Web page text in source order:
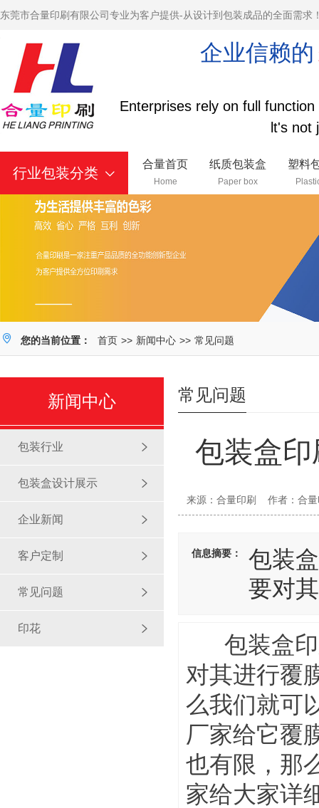
东莞市合量印刷有限公司专业为客户提供-从设计到包装成品的全面需求
企业信赖的
Enterprises rely on full
lt's not
行业包装分类
合量首页
Home
纸质包装盒
Paper box
塑料
您的当前位置： 首页 >> 新闻中心 >> 常见问题
新闻中心
包装行业
包装盒设计展示
企业新闻
客户定制
常见问题
印花
常见问题
包装盒
来源：合量印刷 作者：合
信息摘要：
包装
要对
包装盒印
对其进行覆
么我们就可
厂家给它覆
也有限，那
家给大家详